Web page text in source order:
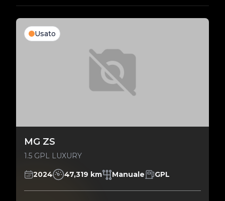
Usato
MG ZS
1.5 GPL LUXURY
2024 47,319 km Manuale GPL